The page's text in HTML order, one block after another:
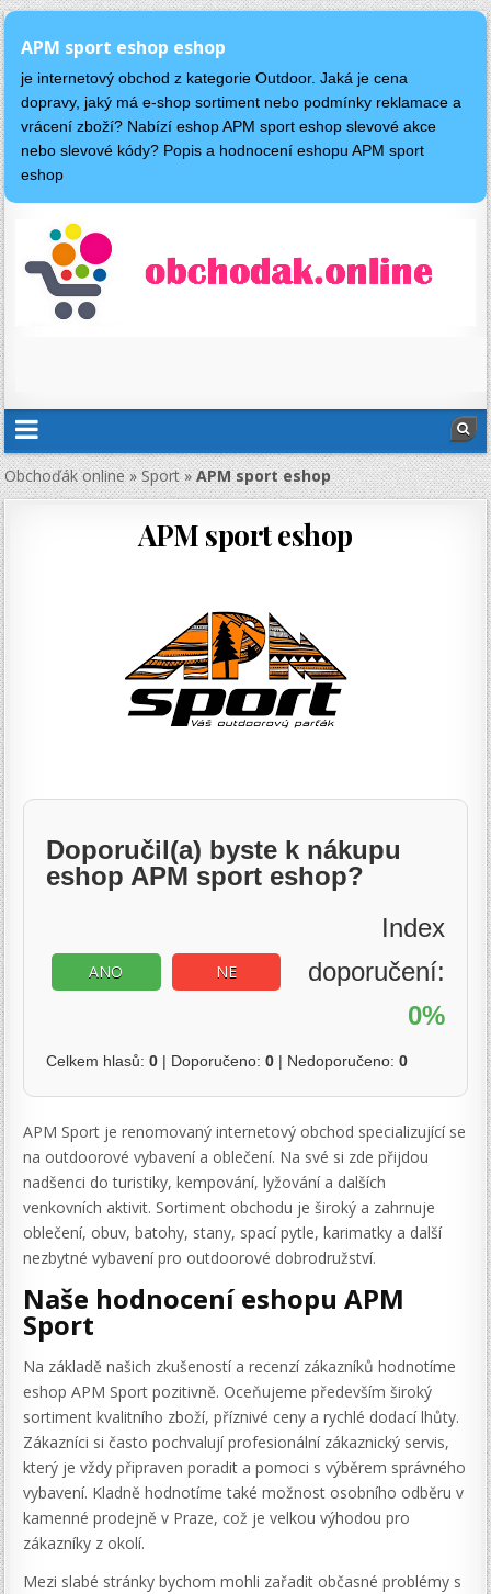
APM sport eshop eshop
je internetový obchod z kategorie Outdoor. Jaká je cena
dopravy, jaký má e-shop sortiment nebo podmínky reklamace a
vrácení zboží? Nabízí eshop APM sport eshop slevové akce
nebo slevové kódy? Popis a hodnocení eshopu APM sport
eshop
Obchoďák online»Sport»APM sport eshop
APM sport eshop
Doporučil(a) byste k nákupu
eshop APM sport eshop?
ANO NE
Index
doporučení:
0%
Celkem hlasů:0 | Doporučeno:0 | Nedoporučeno:0
APM Sport je renomovaný internetový obchod specializující se
na outdoorové vybavení a oblečení. Na své si zde přijdou
nadšenci do turistiky, kempování, lyžování a dalších
venkovních aktivit. Sortiment obchodu je široký a zahrnuje
oblečení, obuv, batohy, stany, spací pytle, karimatky a další
nezbytné vybavení pro outdoorové dobrodružství.
Naše hodnocení eshopu APM
Sport
Na základě našich zkušeností a recenzí zákazníků hodnotíme
eshop APM Sport pozitivně. Oceňujeme především široký
sortiment kvalitního zboží, příznivé ceny a rychlé dodací lhůty.
Zákazníci si často pochvalují profesionální zákaznický servis,
který je vždy připraven poradit a pomoci s výběrem správného
vybavení. Kladně hodnotíme také možnost osobního odběru v
kamenné prodejně v Praze, což je velkou výhodou pro
zákazníky z okolí.
Mezi slabé stránky bychom mohli zařadit občasné problémy s